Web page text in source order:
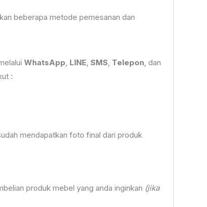
beberapa metode pemesanan dan
WhatsApp LINE, SMS Telepon, dan
:
mendapatkan foto final dari produk
produk mebel yang anda inginkan (jika